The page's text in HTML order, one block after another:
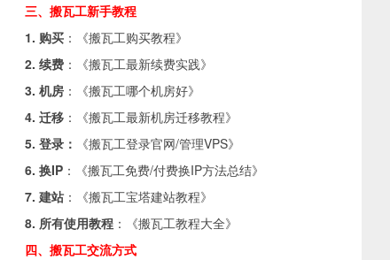
三、搬瓦工新手教程
1. 购买 ：《搬瓦工购买教程》
2. 续费 ：《搬瓦工最新续费实践》
3. 机房 ：《搬瓦工哪个机房好》
4. 迁移 ：《搬瓦工最新机房迁移教程》
5. 登录：
《搬瓦工登录官网/管理VPS》
6. 换IP ：《搬瓦工免费/付费换IP方法总结》
7. 建站 ：《搬瓦工宝塔建站教程》
8. 所有使用教程 ：《搬瓦工教程大全》
四、搬瓦工交流方式